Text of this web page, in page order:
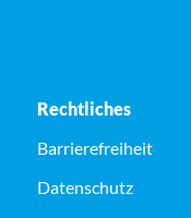
Rechtliches
Barrierefreiheit
Datenschutz